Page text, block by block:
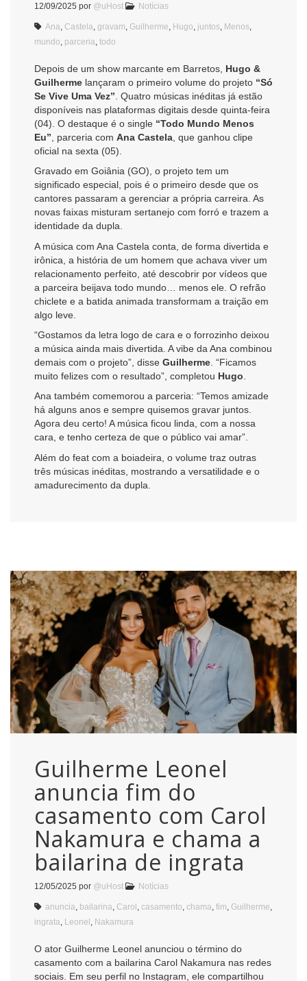
12/09/2025 por @uHost Notícias
Ana Castela gravam Guilherme Hugo juntos Menos
mundo parceria todo
Depois de um show marcante em Barretos, Hugo &
Guilherme lançaram o primeiro volume do projeto “Só
Se Vive Uma Vez” . Quatro músicas inéditas já estão
disponíveis nas plataformas digitais desde quinta-feira
(04). O destaque é o single “Todo Mundo Menos
Eu” , parceria com Ana Castela , que ganhou clipe
oficial na sexta (05).
Gravado em Goiânia (GO), o projeto tem um
significado especial, pois é o primeiro desde que os
cantores passaram a gerenciar a própria carreira. As
novas faixas misturam sertanejo com forró e trazem a
identidade da dupla.
A música com Ana Castela conta, de forma divertida e
irônica, a história de um homem que achava viver um
relacionamento perfeito, até descobrir por vídeos que
a parceira beijava todo mundo… menos ele. O refrão
chiclete e a batida animada transformam a traição em
algo leve.
“Gostamos da letra logo de cara e o forrozinho deixou
a música ainda mais divertida. A vibe da Ana combinou
demais com o projeto”, disse Guilherme . “Ficamos
muito felizes com o resultado”, completou Hugo
Ana também comemorou a parceria: “Temos amizade
há alguns anos e sempre quisemos gravar juntos.
Agora deu certo! A música ficou linda, com a nossa
cara, e tenho certeza de que o público vai amar”.
Além do feat com a boiadeira, o volume traz outras
três músicas inéditas, mostrando a versatilidade e o
amadurecimento da dupla.
Guilherme Leonel
anuncia fim do
casamento com Carol
Nakamura e chama a
bailarina de ingrata
12/05/2025 por @uHost Notícias
anuncia bailarina Carol casamento chama fim Guilherme
ingrata Leonel Nakamura
O ator Guilherme Leonel anunciou o término do
casamento com a bailarina Carol Nakamura nas redes
sociais. Em seu perfil no Instagram, ele compartilhou